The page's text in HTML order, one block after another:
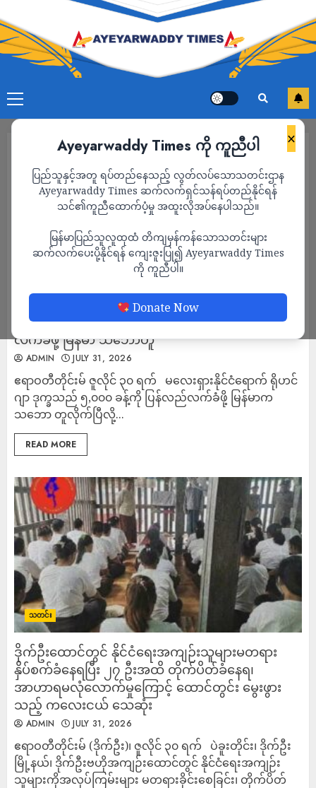
×
Ayeyarwaddy Times ကို ကူညီပါ
ပြည်သူနှင့်အတူ ရပ်တည်နေသည့် လွတ်လပ်သောသတင်းဌာန
Ayeyarwaddy Times ဆက်လက်ရှင်သန်ရပ်တည်နိုင်ရန်
သင်၏ကူညီထောက်ပံ့မှု အထူးလိုအပ်နေပါသည်။
မြန်မာပြည်သူလူထုထံ တိကျမှန်ကန်သောသတင်းများ
ဆက်လက်ပေးပို့နိုင်ရန် ကျေးဇူးပြု၍ Ayeyarwaddy Times
ကို ကူညီပါ။
Donate Now
မလေးရှားရောက် ရိုဟင်ဂျာဒုက္ခသည် ၅,၀၀၀ ခန့်ကို ပြန်
လက်ခံဖို့ မြန်မာ သဘောတူ
ADMIN JULY 31, 2026
ဧရာဝတီတိုင်းမ် ဇူလိုင် ၃၀ ရက် မလေးရှားနိုင်ငံရောက် ရိုဟင်
ဂျာ ဒုက္ခသည် ၅,၀၀၀ ခန့်ကို ပြန်လည်လက်ခံဖို့ မြန်မာက
သဘော တူလိုက်ပြီလို့...
READ MORE
သတင်း
ဒိုက်ဦးထောင်တွင် နိုင်ငံရေးအကျဉ်းသူများမတရား
နှိပ်စက်ခံနေရပြီး ၂၇ ဦးအထိ တိုက်ပိတ်ခံနေရ၊
အာဟာရမလုံလောက်မှုကြောင့် ထောင်တွင်း မွေးဖွား
သည့် ကလေးငယ် သေဆုံး
ADMIN JULY 31, 2026
ဧရာဝတီတိုင်းမ် (ဒိုက်ဦး)၊ ဇူလိုင် ၃၀ ရက် ပဲခူးတိုင်း၊ ဒိုက်ဦး
မြို့နယ်၊ ဒိုက်ဦးဗဟိုအကျဉ်းထောင်တွင် နိုင်ငံရေးအကျဉ်း
သူများကိုအလုပ်ကြမ်းများ မတရားခိုင်းစေခြင်း၊ တိုက်ပိတ်